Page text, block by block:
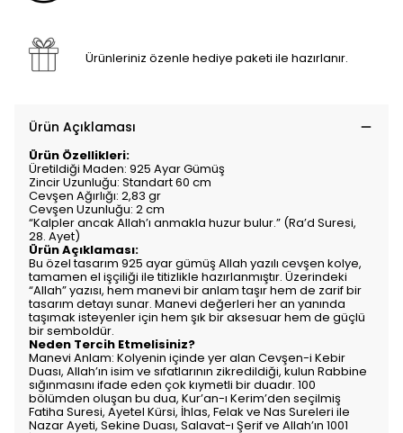
Ürünleriniz özenle hediye paketi ile hazırlanır.
Ürün Açıklaması
Ürün Özellikleri:
Üretildiği Maden: 925 Ayar Gümüş
Zincir Uzunluğu: Standart 60 cm
Cevşen Ağırlığı: 2,83 gr
Cevşen Uzunluğu: 2 cm
“Kalpler ancak Allah’ı anmakla huzur bulur.” (Ra’d Suresi,
28. Ayet)
Ürün Açıklaması:
Bu özel tasarım 925 ayar gümüş Allah yazılı cevşen kolye,
tamamen el işçiliği ile titizlikle hazırlanmıştır. Üzerindeki
“Allah” yazısı, hem manevi bir anlam taşır hem de zarif bir
tasarım detayı sunar. Manevi değerleri her an yanında
taşımak isteyenler için hem şık bir aksesuar hem de güçlü
bir semboldür.
Neden Tercih Etmelisiniz?
Manevi Anlam: Kolyenin içinde yer alan Cevşen-i Kebir
Duası, Allah’ın isim ve sıfatlarının zikredildiği, kulun Rabbine
sığınmasını ifade eden çok kıymetli bir duadır. 100
bölümden oluşan bu dua, Kur’an-ı Kerim’den seçilmiş
Fatiha Suresi, Ayetel Kürsi, İhlas, Felak ve Nas Sureleri ile
Nazar Ayeti, Sekine Duası, Salavat-ı Şerif ve Allah’ın 1001